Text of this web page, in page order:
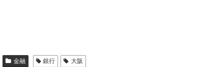
金融 銀行 大阪